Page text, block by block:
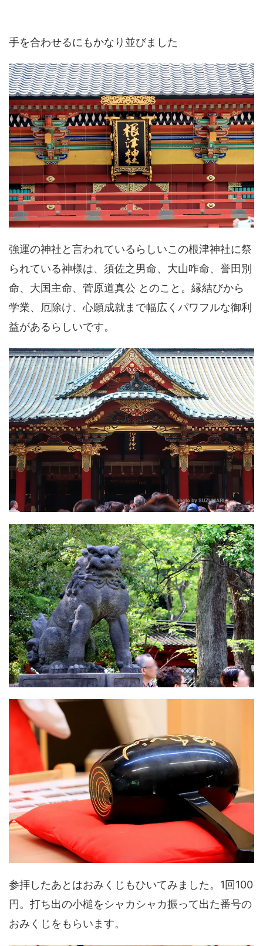
手を合わせるにもかなり並びました
強運の神社と言われているらしいこの根津神社に祭
られている神様は、須佐之男命、大山咋命、誉田別
命、大国主命、菅原道真公 とのこと。縁結びから
学業、厄除け、心願成就まで幅広くパワフルな御利
益があるらしいです。
参拝したあとはおみくじもひいてみました。1回100
円。打ち出の小槌をシャカシャカ振って出た番号の
おみくじをもらいます。